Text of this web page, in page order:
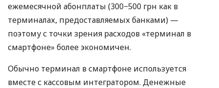
ежемесячной абонплаты (300−500 грн как в
терминалах, предоставляемых банками) —
поэтому с точки зрения расходов «терминал в
смартфоне» более экономичен.
Обычно терминал в смартфоне используется
вместе с кассовым интегратором. Денежные